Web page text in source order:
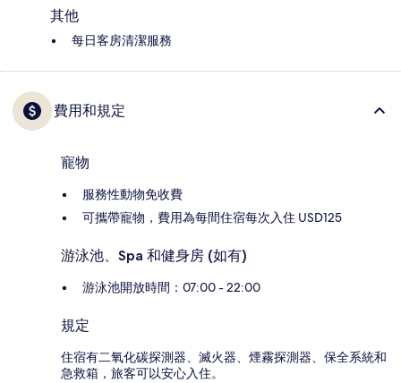
其他
每日客房清潔服務
費用和規定
寵物
服務性動物免收費
可攜帶寵物，費用為每間住宿每次入住 USD125
游泳池、Spa 和健身房 (如有)
游泳池開放時間：07:00 - 22:00
規定
住宿有二氧化碳探測器、滅火器、煙霧探測器、保全系統和
急救箱，旅客可以安心入住。